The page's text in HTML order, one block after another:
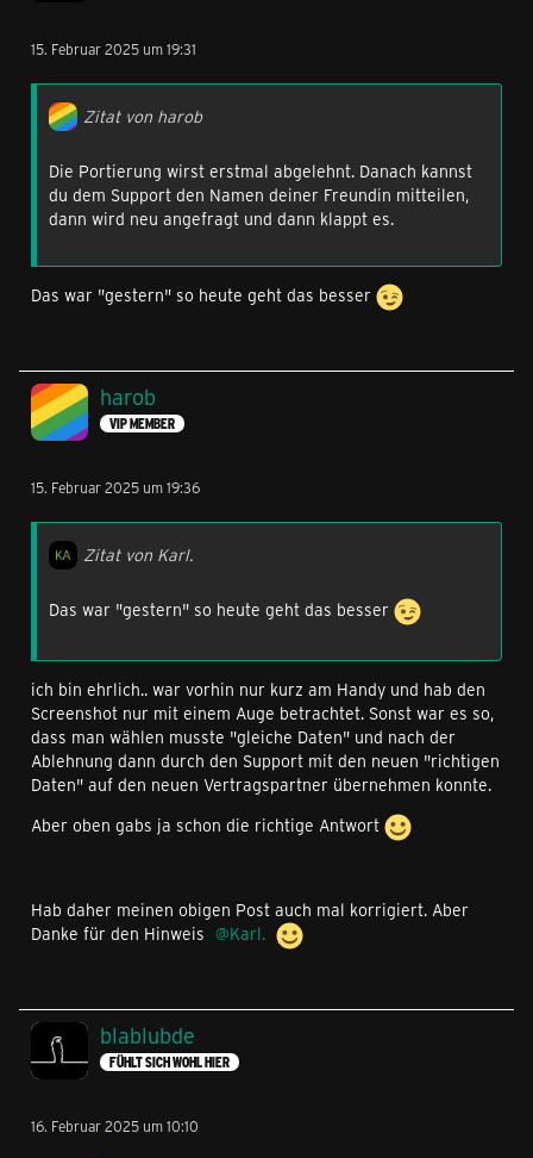
15. Februar 2025 um 19:31
Zitat von harob
Die Portierung wirst erstmal abgelehnt. Danach kannst
du dem Support den Namen deiner Freundin mitteilen,
dann wird neu angefragt und dann klappt es.
Das war "gestern" so heute geht das besser
harob
VIP MEMBER
15. Februar 2025 um 19:36
Zitat von Karl.
Das war "gestern" so heute geht das besser
ich bin ehrlich.. war vorhin nur kurz am Handy und hab den
Screenshot nur mit einem Auge betrachtet. Sonst war es so,
dass man wählen musste "gleiche Daten" und nach der
Ablehnung dann durch den Support mit den neuen "richtigen
Daten" auf den neuen Vertragspartner übernehmen konnte.
Aber oben gabs ja schon die richtige Antwort
Hab daher meinen obigen Post auch mal korrigiert. Aber
Danke für den Hinweis
Karl.
blablubde
FÜHLT SICH WOHL HIER
16. Februar 2025 um 10:10